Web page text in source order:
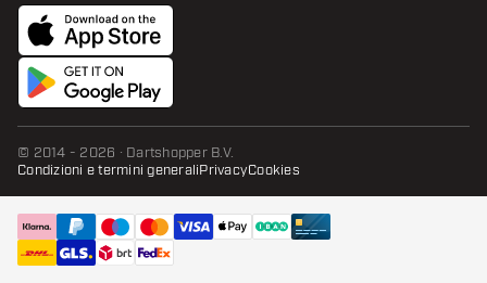
© 2014 - 2026 · Dartshopper B.V.
Condizioni e termini generaliPrivacyCookies